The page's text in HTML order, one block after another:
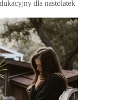
dla nastolatek